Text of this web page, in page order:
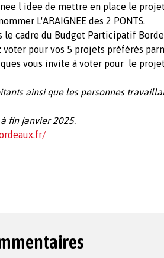
l idee de mettre en place le
L'ARAIGNEE des 2 PONTS.
le cadre du Budget Participatif
voter pour vos 5 projets préférés
vous invite à voter pour le
ainsi que les personnes
fin janvier 2025.